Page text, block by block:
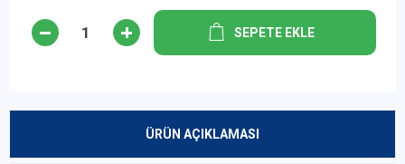
SEPETE EKLE
ÜRÜN AÇIKLAMASI